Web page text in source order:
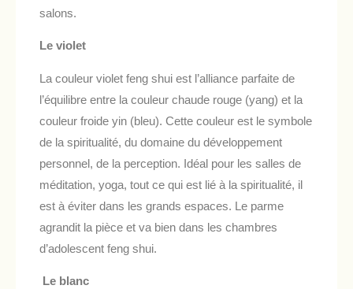
salons.
Le violet
La couleur violet feng shui est l’alliance parfaite de
l’équilibre entre la couleur chaude rouge (yang) et la
couleur froide yin (bleu). Cette couleur est le symbole
de la spiritualité, du domaine du développement
personnel, de la perception. Idéal pour les salles de
méditation, yoga, tout ce qui est lié à la spiritualité, il
est à éviter dans les grands espaces. Le parme
agrandit la pièce et va bien dans les chambres
d’adolescent feng shui.
Le blanc